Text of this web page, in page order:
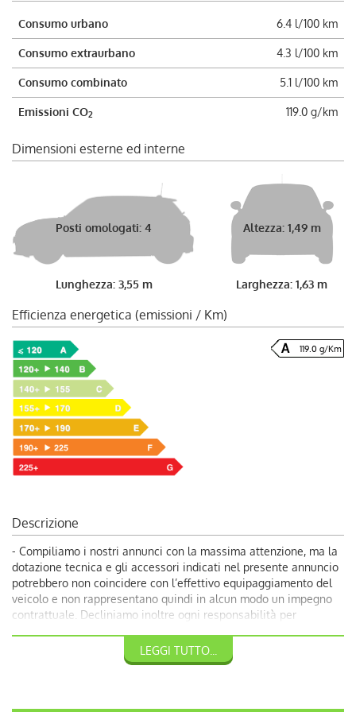
Consumo urbano 6.4 l/100 km
Consumo extraurbano 4.3 l/100 km
Consumo combinato 5.1 l/100 km
Emissioni CO2 119.0 g/km
Dimensioni esterne ed interne
Posti omologati: 4
Lunghezza: 3,55 m
Altezza: 1,49 m
Larghezza: 1,63 m
Efficienza energetica (emissioni / Km)
119.0 g/Km
Descrizione
- Compiliamo i nostri annunci con la massima attenzione, ma la
dotazione tecnica e gli accessori indicati nel presente annuncio
potrebbero non coincidere con l’effettivo equipaggiamento del
veicolo e non rappresentano quindi in alcun modo un impegno
contrattuale. Decliniamo inoltre ogni responsabilità per
garantire ai nostri clienti la più completa soddisfazione, vi
invitiamo a chiedere conferma delle dotazioni del veicolo ai
LEGGI TUTTO...